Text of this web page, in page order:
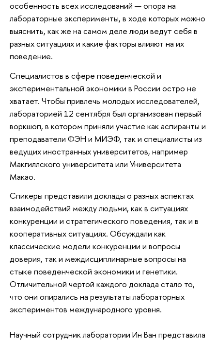
особенность всех исследований — опора на
лабораторные эксперименты, в ходе которых можно
выяснить, как же на самом деле люди ведут себя в
разных ситуациях и какие факторы влияют на их
поведение.
Специалистов в сфере поведенческой и
экспериментальной экономики в России остро не
хватает. Чтобы привлечь молодых исследователей,
лабораторией 12 сентября был организован первый
воркшоп, в котором приняли участие как аспиранты и
преподаватели ФЭН и МИЭФ, так и специалисты из
ведущих иностранных университетов, например
Макгиллского университета или Университета
Макао.
Спикеры представили доклады о разных аспектах
взаимодействий между людьми, как в ситуациях
конкуренции и стратегического поведения, так и в
кооперативных ситуациях. Обсуждали как
классические модели конкуренции и вопросы
доверия, так и междисциплинарные вопросы на
стыке поведенческой экономики и генетики.
Отличительной чертой каждого доклада стало то,
что они опирались на результаты лабораторных
экспериментов международного уровня.
Научный сотрудник лаборатории Ин Ван представила